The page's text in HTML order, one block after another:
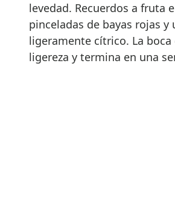
levedad. Recuerdos a fruta
pinceladas de bayas rojas y
ligeramente cítrico. La
ligereza y termina en una